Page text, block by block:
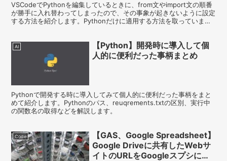
VSCodeでPythonを編集しているときに、from文やimport文の順番
が勝手に入れ替わってしまったので、その事象が起きないように設定
する方法を紹介します。Pythonだけに適用する方法を取っていま
AI
【Python】開発時に導入して個
人的に便利だった事柄まとめ
Pythonで開発する時に導入してみて個人的に便利だった事柄をまと
めて紹介します。Pythonのパス、reuqrements.txtの区別、実行中
の関数名の取得などを解説します。
Code
【GAS、Google Spreadsheet】
Google Driveに共有したWebサ
イトのURLをGoogleスプシに転